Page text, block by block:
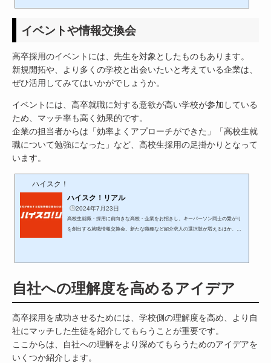
イベントや情報交換会
高卒採用のイベントには、先生を対象としたものもあります。
新規開拓や、より多くの学校と出会いたいと考えている企業は、
ぜひ活用してみてはいかがでしょうか。
イベントには、高卒就職に対する意欲が高い学校が参加している
ため、マッチ率も高く効果的です。
企業の担当者からは「効率よくアプローチができた」「高校生就
職について勉強になった」など、高校生採用の足掛かりとなって
います。
ハイスク！
ハイスク！リアル
2024年7月23日
高校生就職・採用に前向きな高校・企業をお招きし、キーパーソン同士の繋がり
を創出する就職情報交換会。新たな職種など紹介求人の選択肢が増えるほか、採
自社への理解度を高めるアイデア
高卒採用を成功させるためには、学校側の理解度を高め、より自
社にマッチした生徒を紹介してもらうことが重要です。
ここからは、自社への理解をより深めてもらうためのアイデアを
いくつか紹介します。